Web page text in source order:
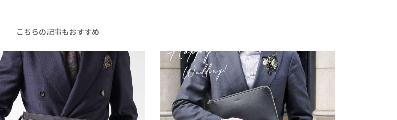
こちらの記事もおすすめ